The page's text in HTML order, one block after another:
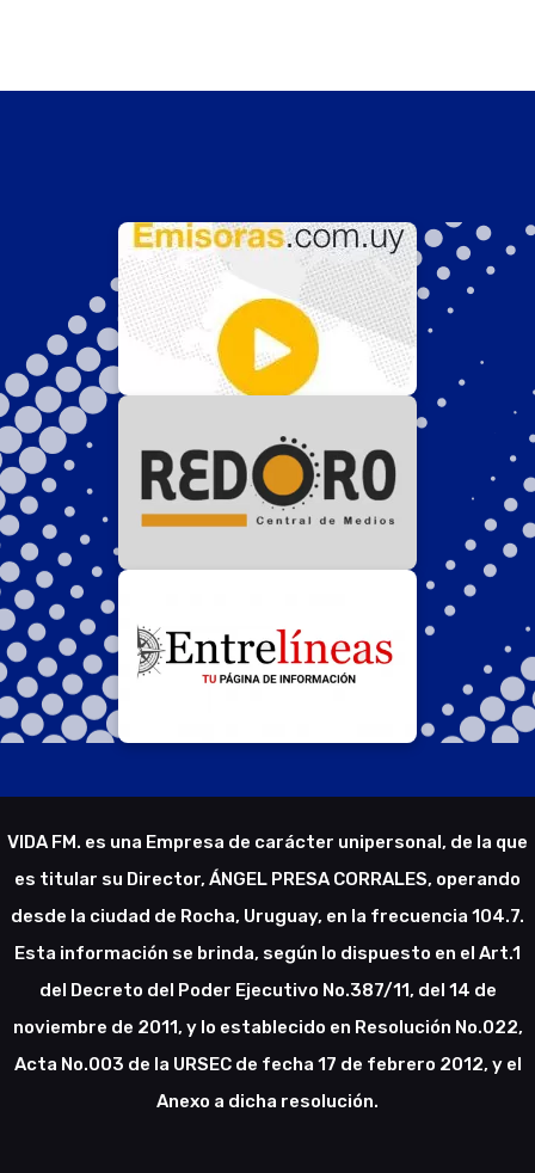
VIDA FM. es una Empresa de carácter unipersonal, de la que
es titular su Director, ÁNGEL PRESA CORRALES, operando
desde la ciudad de Rocha, Uruguay, en la frecuencia 104.7.
Esta información se brinda, según lo dispuesto en el Art.1
del Decreto del Poder Ejecutivo No.387/11, del 14 de
noviembre de 2011, y lo establecido en Resolución No.022,
Acta No.003 de la URSEC de fecha 17 de febrero 2012, y el
Anexo a dicha resolución.